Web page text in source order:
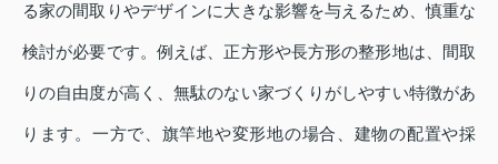
る家の間取りやデザインに大きな影響を与えるため、慎重な
検討が必要です。例えば、正方形や長方形の整形地は、間取
りの自由度が高く、無駄のない家づくりがしやすい特徴があ
ります。一方で、旗竿地や変形地の場合、建物の配置や採